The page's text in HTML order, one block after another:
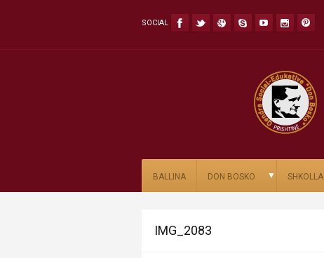
SOCIAL
BALLINA DON BOSKO ▼ SHKOLLA
IMG_2083